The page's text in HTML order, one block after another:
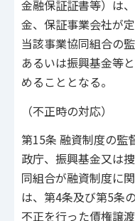
金融保証証書等）は
金、保証事業会社が
当該事業協同組合の
あるいは振興基金等
めることとなる。
（不正時の対応）
第15条 融資制度の監
政庁、振興基金又は
同組合が融資制度に
は、第4条及び第5条
不正を行った債権譲